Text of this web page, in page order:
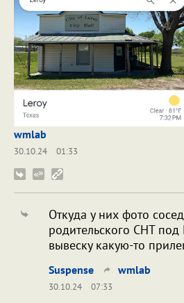
wmlab
30.10.24
01:33
Откуда у них фото
родительского СНТ
вывеску какую-то
Suspense wmlab
30.10.24
07:33